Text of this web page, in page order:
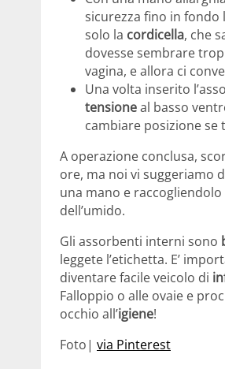
sicurezza fino in
solo la cordicella, che
dovesse sembrare
vagina, e allora ci
Una volta inserito
tensioneal basso
cambiare posizione
A operazione conclusa,
ore, ma noi vi suggeriamo
una mano e
dell’umido.
Gli assorbenti interni sono
leggete l’etichetta. E’
diventare facile veicolo di
Falloppio o alle ovaie e
occhio all’igiene!
Foto| via Pinterest